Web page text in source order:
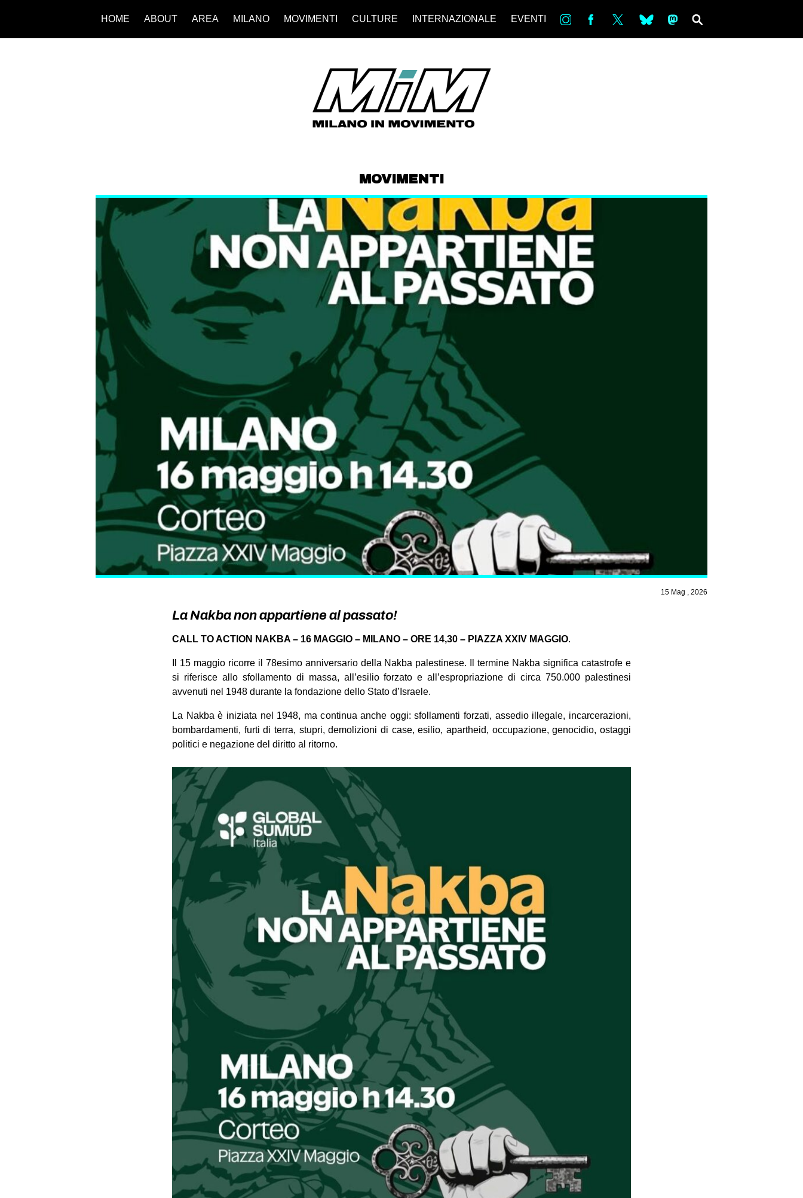
HOME ABOUT AREA MILANO MOVIMENTI CULTURE INTERNAZIONALE EVENTI in bsky ms
MOVIMENTI
15 Mag , 2026
La Nakba non appartiene al passato!
CALL TO ACTION NAKBA – 16 MAGGIO – MILANO – ORE 14,30 – PIAZZA XXIV MAGGIO.
Il 15 maggio ricorre il 78esimo anniversario della Nakba palestinese. Il termine Nakba significa catastrofe e
si riferisce allo sfollamento di massa, all’esilio forzato e all’espropriazione di circa 750.000 palestinesi
avvenuti nel 1948 durante la fondazione dello Stato d’Israele.
La Nakba è iniziata nel 1948, ma continua anche oggi: sfollamenti forzati, assedio illegale, incarcerazioni,
bombardamenti, furti di terra, stupri, demolizioni di case, esilio, apartheid, occupazione, genocidio, ostaggi
politici e negazione del diritto al ritorno.